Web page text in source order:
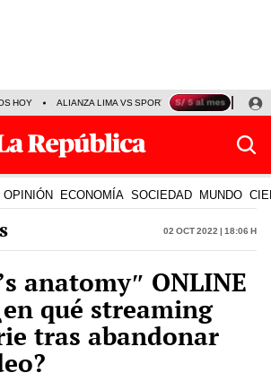
HOY ALIANZA LIMA VS SPORT BOYS JORGE
OPINIÓN ECONOMÍA SOCIEDAD MUNDO
02 Oct 2022 | 18:06 h
anatomy″ ONLINE
qué streaming
tras abandonar